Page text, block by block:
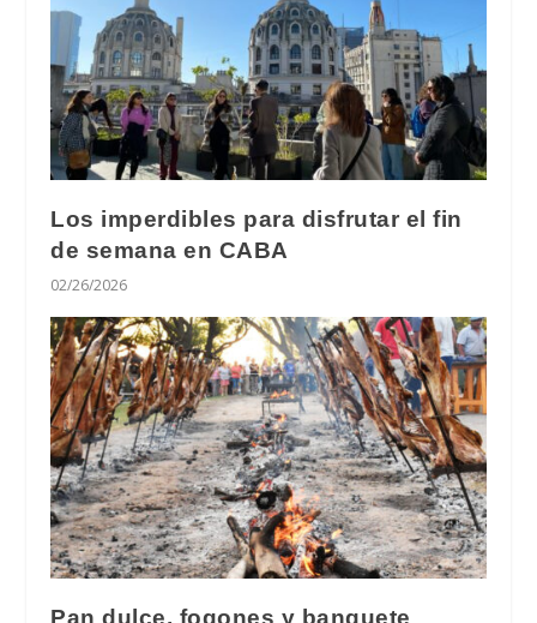
Los imperdibles para disfrutar el fin
de semana en CABA
02/26/2026
Pan dulce, fogones y banquete